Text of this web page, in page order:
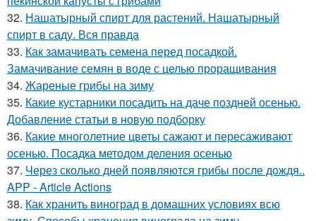
32. Нашатырный спирт для растений. Нашатырный
спирт в саду. Вся правда
33. Как замачивать семена перед посадкой.
Замачивание семян в воде с целью проращивания
34. Жареные грибы на зиму
35. Какие кустарники посадить на даче поздней осенью.
Добавление статьи в новую подборку
36. Какие многолетние цветы сажают и пересаживают
осенью. Посадка методом деления осенью
37. Через сколько дней появляются грибы после дождя..
APP - Article Actions
38. Как хранить виноград в домашних условиях всю